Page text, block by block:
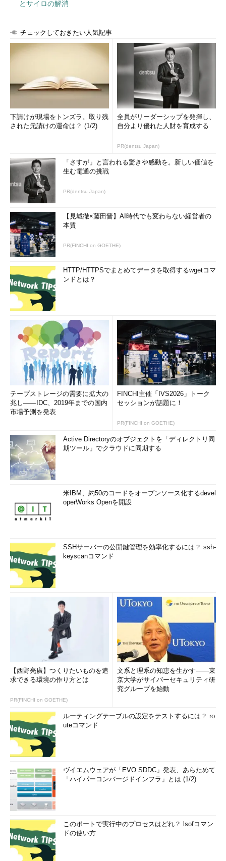
とサイロの解消
チェックしておきたい人気記事
下請けが現場をトンズラ。取り残
された元請けの運命は？ (1/2)
全員がリーダーシップを発揮し、
自分より優れた人財を育成する
PR(dentsu Japan)
「さすが」と言われる驚きや感動を。新しい価値を
生む電通の挑戦
PR(dentsu Japan)
【見城徹×藤田晋】AI時代でも変わらない経営者の
本質
PR(FINCHI on GOETHE)
HTTP/HTTPSでまとめてデータを取得するwgetコマ
ンドとは？
テープストレージの需要に拡大の
兆し――IDC、2019年までの国内
市場予測を発表
FINCHI主催「IVS2026」トーク
セッションが話題に！
PR(FINCHI on GOETHE)
Active Directoryのオブジェクトを「ディレクトリ同
期ツール」でクラウドに同期する
米IBM、約50のコードをオープンソース化するdevel
operWorks Openを開設
SSHサーバーの公開鍵管理を効率化するには？ ssh-
keyscanコマンド
【西野亮廣】つくりたいものを追
求できる環境の作り方とは
PR(FINCHI on GOETHE)
文系と理系の知恵を生かす――東
京大学がサイバーセキュリティ研
究グループを始動
ルーティングテーブルの設定をテストするには？ ro
uteコマンド
ヴイエムウェアが「EVO SDDC」発表、あらためて
「ハイパーコンバージドインフラ」とは (1/2)
このポートで実行中のプロセスはどれ？ lsofコマン
ドの使い方